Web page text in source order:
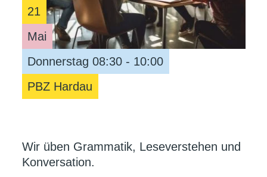
21
Mai
Donnerstag 08:30 - 10:00
PBZ Hardau
Wir üben Grammatik, Leseverstehen und
Konversation.